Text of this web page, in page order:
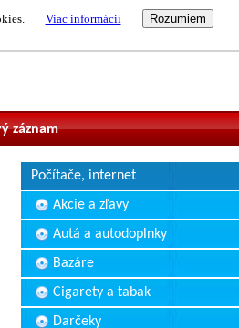
Viac informácií
záznam
Počítače, internet
Akcie a zľavy
Autá a autodoplnky
Bazáre
Cigarety a tabak
Darčeky